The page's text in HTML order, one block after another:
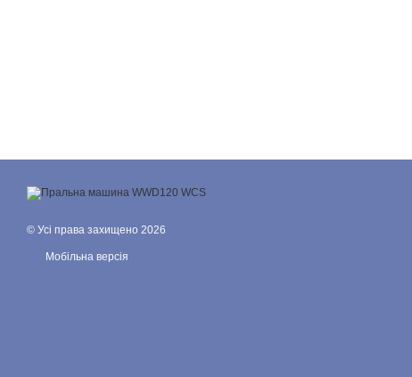
© Усі права захищено 2026
Мобільна версія